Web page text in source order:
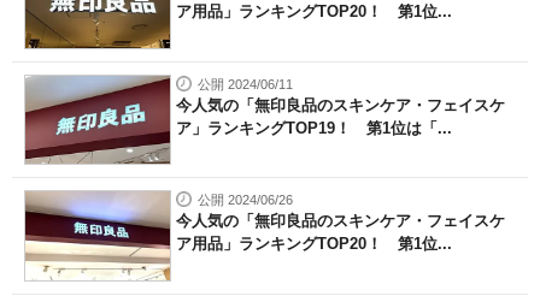
ア用品」ランキングTOP20！ 第1位...
公開 2024/06/11
今人気の「無印良品のスキンケア・フェイスケ
ア」ランキングTOP19！ 第1位は「...
公開 2024/06/26
今人気の「無印良品のスキンケア・フェイスケ
ア用品」ランキングTOP20！ 第1位...